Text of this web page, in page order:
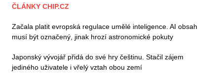
ČLÁNKY CHIP.CZ
Začala platit evropská regulace umělé inteligence. AI obsah
musí být označený, jinak hrozí astronomické pokuty
Japonský vývojář přidá do své hry češtinu. Stačil zájem
jediného uživatele i vřelý vztah obou zemí